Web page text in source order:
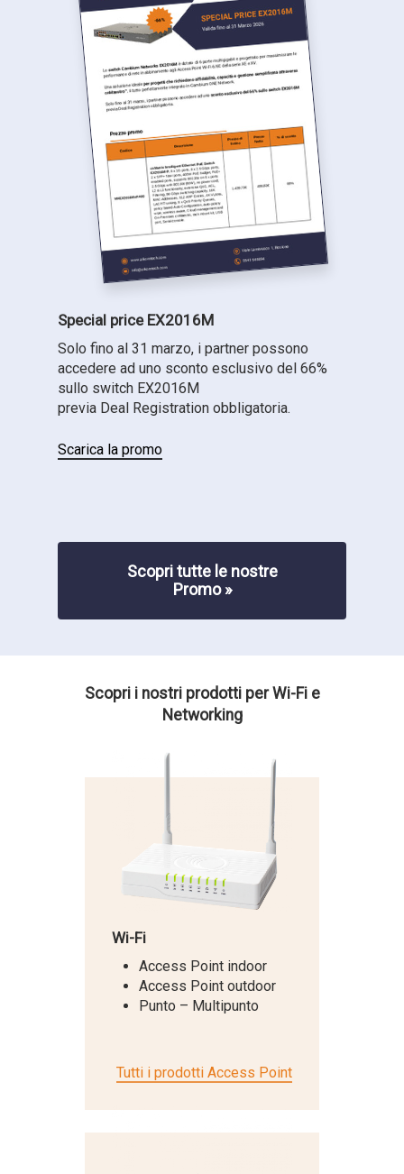
Special price EX2016M
Solo fino al 31 marzo, i partner possono
accedere ad uno sconto esclusivo del 66%
sullo switch EX2016M
previa Deal Registration obbligatoria.
Scarica la promo
Scopri tutte le nostre
Promo »
Scopri i nostri prodotti per Wi-Fi e
Networking
Wi-Fi
Access Point indoor
Access Point outdoor
Punto – Multipunto
Tutti i prodotti Access Point